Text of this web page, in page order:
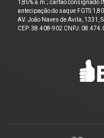
1,85% a.m.; cartão consignado
antecipação do saque FGTS
AV. João Naves de Avila, 1331,
CEP: 38.408-902 CNPJ: